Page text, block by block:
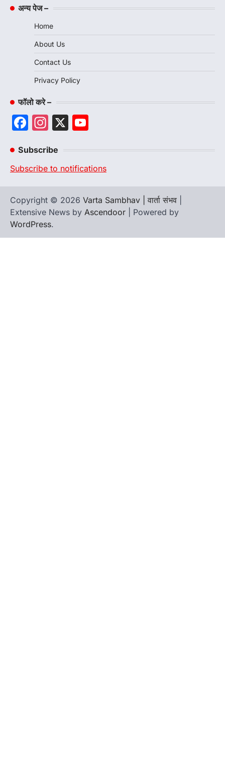
अन्य पेज –
Home
About Us
Contact Us
Privacy Policy
फॉलो करे –
Facebook
Instagram
X
Subscribe
Subscribe to notifications
Copyright © 2026 Varta Sambhav | वार्ता संभव
Extensive News by Ascendoor | Powered by
WordPress.